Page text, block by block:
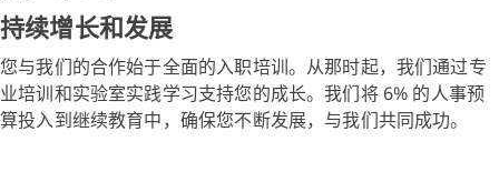
持续增长和发展
您与我们的合作始于全面的入职培训。从那时起，我们通过专
业培训和实验室实践学习支持您的成长。我们将 6% 的人事预
算投入到继续教育中，确保您不断发展，与我们共同成功。